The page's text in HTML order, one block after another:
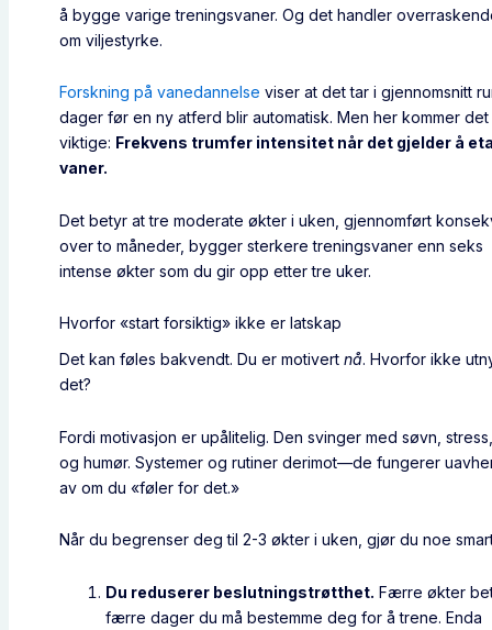
å bygge varige treningsvaner. Og det handler
om viljestyrke.
Forskning på vanedannelse viser at det tar i gjennomsnitt
dager før en ny atferd blir automatisk. Men her kommer det
viktige: Frekvens trumfer intensitet når det gjelder å
vaner.
Det betyr at tre moderate økter i uken, gjennomført
over to måneder, bygger sterkere treningsvaner enn seks
intense økter som du gir opp etter tre uker.
Hvorfor «start forsiktig» ikke er latskap
Det kan føles bakvendt. Du er motivertnå. Hvorfor ikke
det?
Fordi motivasjon er upålitelig. Den svinger med søvn,
og humør. Systemer og rutiner derimot—de fungerer
av om du «føler for det.»
Når du begrenser deg til 2-3 økter i uken, gjør du noe
Du reduserer beslutningstrøtthet. Færre økter
færre dager du må bestemme deg for å trene. Enda